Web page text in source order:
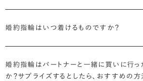
とはいえたくさんの選択肢の中から、たった
バイスを受けてみてください。より後悔のな
流通の上流からの仕入れ、余分な在庫を持た
も可能です。
人は67.1%。そのうち婚約指輪を贈られた人
婚約指輪は結婚するために必須のものではあ
から憧れがあったがパートナーに遠慮して欲
婚約指輪はいつ着けるものですか？
ん。
婚約指輪はパートナーと一緒に買いに行
か？サプライズするとしたら、おすすめの